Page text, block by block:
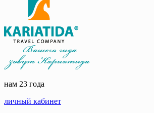
нам 23 года
личный кабинет